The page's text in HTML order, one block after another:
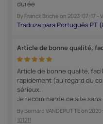
durée
By Franck Briche on 2023-07-17 -
Article de bonne qualité,
Article de bonne qualité,
rapidement (au regard du
sérieux.
Je recommande ce site sans
By Bernard VANDEPUTTEon
101211